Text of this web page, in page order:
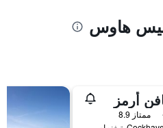
نيس هاوس
أرمز
ممتاز 8.9